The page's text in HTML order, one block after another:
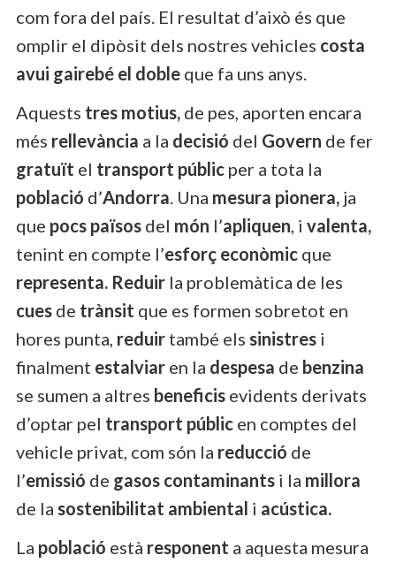
com fora del país. El resultat d’això és que
omplir el dipòsit dels nostres vehicles costa
avui gairebé el doble que fa uns anys.
Aquests tres motius, de pes, aporten encara
més rellevància a la decisió del Govern de fer
gratuït el transport públic per a tota la
població d’Andorra. Una mesura pionera, ja
que pocs països del món l’apliquen, i valenta,
tenint en compte l’esforç econòmic que
representa. Reduir la problemàtica de les
cues de trànsit que es formen sobretot en
hores punta, reduir també els sinistres i
finalment estalviar en la despesa de benzina
se sumen a altres beneficis evidents derivats
d’optar pel transport públic en comptes del
vehicle privat, com són la reducció de
l’emissió de gasos contaminants i la millora
de la sostenibilitat ambiental i acústica.
La població està responent a aquesta mesura